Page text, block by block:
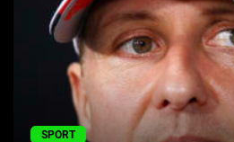
Seriály
Cool Esport
SPORT